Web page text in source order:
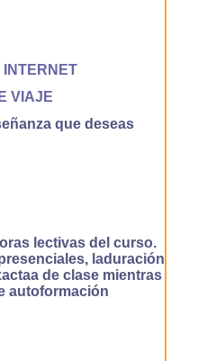
VIAJE
que deseas
lectivas del curso.
laduración
de clase mientras
autoformación